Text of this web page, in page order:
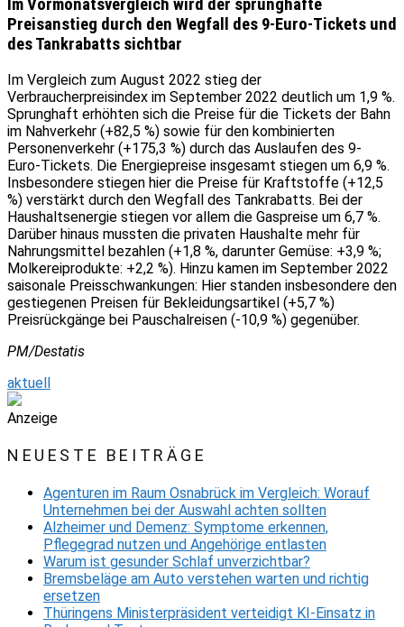
Im Vormonatsvergleich wird der sprunghafte
Preisanstieg durch den Wegfall des 9-Euro-Tickets und
des Tankrabatts sichtbar
Im Vergleich zum August 2022 stieg der
Verbraucherpreisindex im September 2022 deutlich um 1,9 %.
Sprunghaft erhöhten sich die Preise für die Tickets der Bahn
im Nahverkehr (+82,5 %) sowie für den kombinierten
Personenverkehr (+175,3 %) durch das Auslaufen des 9-
Euro-Tickets. Die Energiepreise insgesamt stiegen um 6,9 %.
Insbesondere stiegen hier die Preise für Kraftstoffe (+12,5
%) verstärkt durch den Wegfall des Tankrabatts. Bei der
Haushaltsenergie stiegen vor allem die Gaspreise um 6,7 %.
Darüber hinaus mussten die privaten Haushalte mehr für
Nahrungsmittel bezahlen (+1,8 %, darunter Gemüse: +3,9 %;
Molkereiprodukte: +2,2 %). Hinzu kamen im September 2022
saisonale Preisschwankungen: Hier standen insbesondere den
gestiegenen Preisen für Bekleidungsartikel (+5,7 %)
Preisrückgänge bei Pauschalreisen (-10,9 %) gegenüber.
PM/Destatis
aktuell
Anzeige
NEUESTE BEITRÄGE
Agenturen im Raum Osnabrück im Vergleich: Worauf
Unternehmen bei der Auswahl achten sollten
Alzheimer und Demenz: Symptome erkennen,
Pflegegrad nutzen und Angehörige entlasten
Warum ist gesunder Schlaf unverzichtbar?
Bremsbeläge am Auto verstehen warten und richtig
ersetzen
Thüringens Ministerpräsident verteidigt KI-Einsatz in